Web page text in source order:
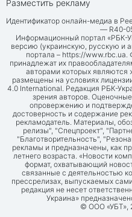
Разместить рекламу
Идентификатор онлайн-медиа в
— R40-
Информационный портал «РБК-
версию (украинскую, русскую и
портала – https://www.rbc.ua.
принадлежат их
авторами которых являются
размещены на условиях
4.0 International. Редакция РБК-
зрения авторов.
опровержению и
достоверность и содержание
рекламодатель. Материалы,
релизы", "Спецпроект",
"Благотворительность",
рекламы и предназначены, как
летнего возраста. «Новости
формат, охватывающий
связанные с деятельностью
прессрелизах, выпускаемых
редакция не несет
Украина»
© ООО «УБТ»,